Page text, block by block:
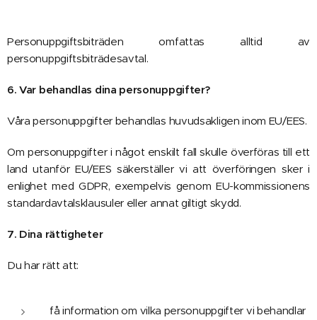
Personuppgiftsbiträden omfattas alltid av
personuppgiftsbiträdesavtal.
6. Var behandlas dina personuppgifter?
Våra personuppgifter behandlas huvudsakligen inom EU/EES.
Om personuppgifter i något enskilt fall skulle överföras till ett
land utanför EU/EES säkerställer vi att överföringen sker i
enlighet med GDPR, exempelvis genom EU-kommissionens
standardavtalsklausuler eller annat giltigt skydd.
7. Dina rättigheter
Du har rätt att:
få information om vilka personuppgifter vi behandlar